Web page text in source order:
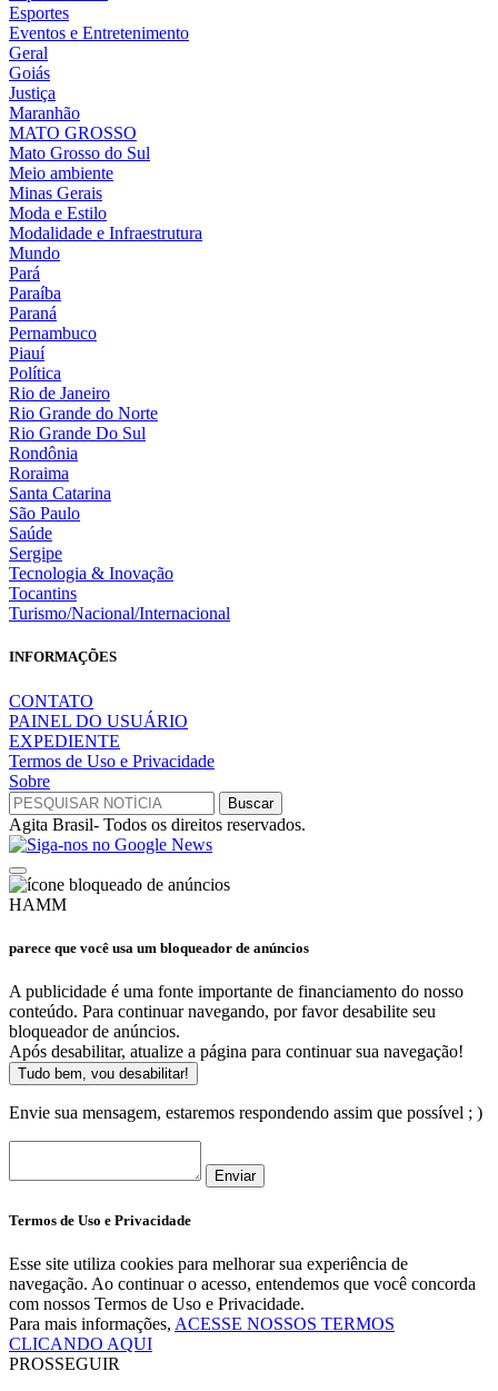
Esportes
Eventos e Entretenimento
Geral
Goiás
Justiça
Maranhão
MATO GROSSO
Mato Grosso do Sul
Meio ambiente
Minas Gerais
Moda e Estilo
Modalidade e Infraestrutura
Mundo
Pará
Paraíba
Paraná
Pernambuco
Piauí
Política
Rio de Janeiro
Rio Grande do Norte
Rio Grande Do Sul
Rondônia
Roraima
Santa Catarina
São Paulo
Saúde
Sergipe
Tecnologia & Inovação
Tocantins
Turismo/Nacional/Internacional
INFORMAÇÕES
CONTATO
PAINEL DO USUÁRIO
EXPEDIENTE
Termos de Uso e Privacidade
Sobre
Agita Brasil- Todos os direitos reservados.
HAMM
parece que você usa um bloqueador de anúncios
A publicidade é uma fonte importante de financiamento do nosso
conteúdo. Para continuar navegando, por favor desabilite seu
bloqueador de anúncios.
Após desabilitar, atualize a página para continuar sua navegação!
Tudo bem, vou desabilitar!
Envie sua mensagem, estaremos respondendo assim que possível ; )
Enviar
Termos de Uso e Privacidade
Esse site utiliza cookies para melhorar sua experiência de
navegação. Ao continuar o acesso, entendemos que você concorda
com nossos Termos de Uso e Privacidade.
Para mais informações, ACESSE NOSSOS TERMOS
CLICANDO AQUI
PROSSEGUIR